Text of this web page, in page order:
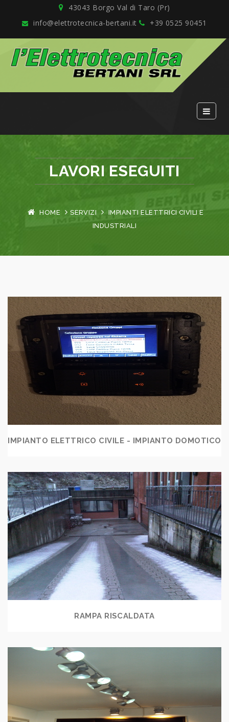
43043 Borgo Val di Taro (Pr)
info@elettrotecnica-bertani.it
+39 0525 90451
LAVORI ESEGUITI
HOME SERVIZI
IMPIANTI ELETTRICI CIVILI E
INDUSTRIALI
IMPIANTO ELETTRICO CIVILE - IMPIANTO DOMOTICO
RAMPA RISCALDATA